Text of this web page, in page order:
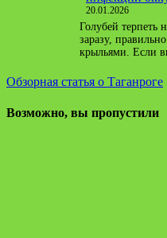
20.01.2026
Голубей терпеть
заразу,
крыльями. Если
Обзорная статья о Таганроге
Возможно, вы пропустили